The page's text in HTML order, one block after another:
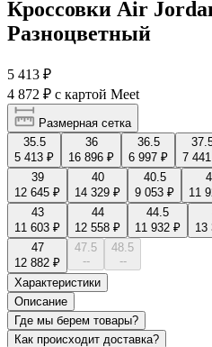
Кроссовки Air
Разноцветный
5 413 ₽
4 872 ₽ с картой Meet
Размерная сетка
35.5
5 413 ₽
36
16 896 ₽
36.5
6 997 ₽
7
39
12 645 ₽
40
14 329 ₽
40.5
9 053 ₽
11
43
11 603 ₽
44
12 558 ₽
44.5
11 932 ₽
13
47
12 882 ₽
47.5
--
48.5
--
Характеристики
Описание
Где мы берем товары?
Как происходит доставка?